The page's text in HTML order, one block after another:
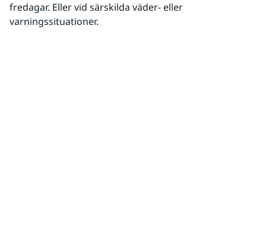
fredagar. Eller vid särskilda väder- eller
varningssituationer.